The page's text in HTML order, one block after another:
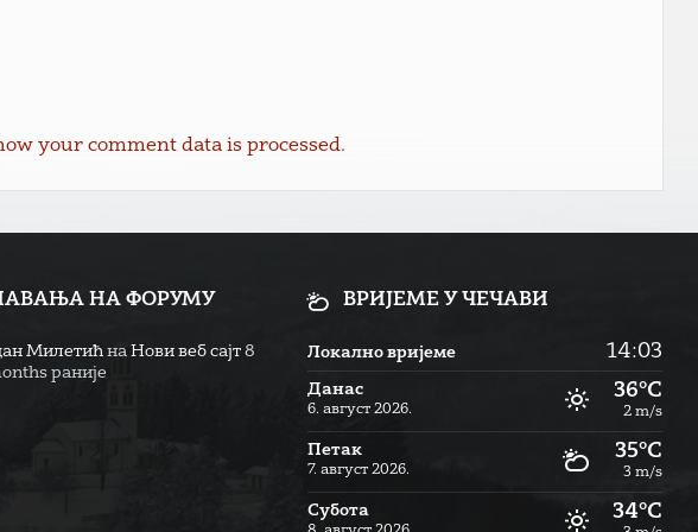
your comment data is processed.
НА ФОРУМУ
Милетићна Нови веб сајт 8
раније
ВРИЈЕМЕ У ЧЕЧАВИ
Локално вријеме 14:03
Данас
6. август 2026.
36°C
2 m/s
Петак
7. август 2026.
35°C
3 m/s
Субота 34°C